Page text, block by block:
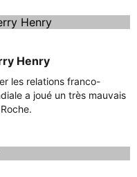
Henry
les relations franco-
a joué un très mauvais